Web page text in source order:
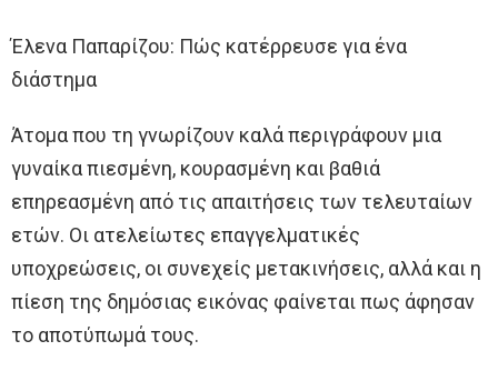
Έλενα Παπαρίζου: Πώς κατέρρευσε για ένα
διάστημα
Άτομα που τη γνωρίζουν καλά περιγράφουν μια
γυναίκα πιεσμένη, κουρασμένη και βαθιά
επηρεασμένη από τις απαιτήσεις των τελευταίων
ετών. Οι ατελείωτες επαγγελματικές
υποχρεώσεις, οι συνεχείς μετακινήσεις, αλλά και η
πίεση της δημόσιας εικόνας φαίνεται πως άφησαν
το αποτύπωμά τους.